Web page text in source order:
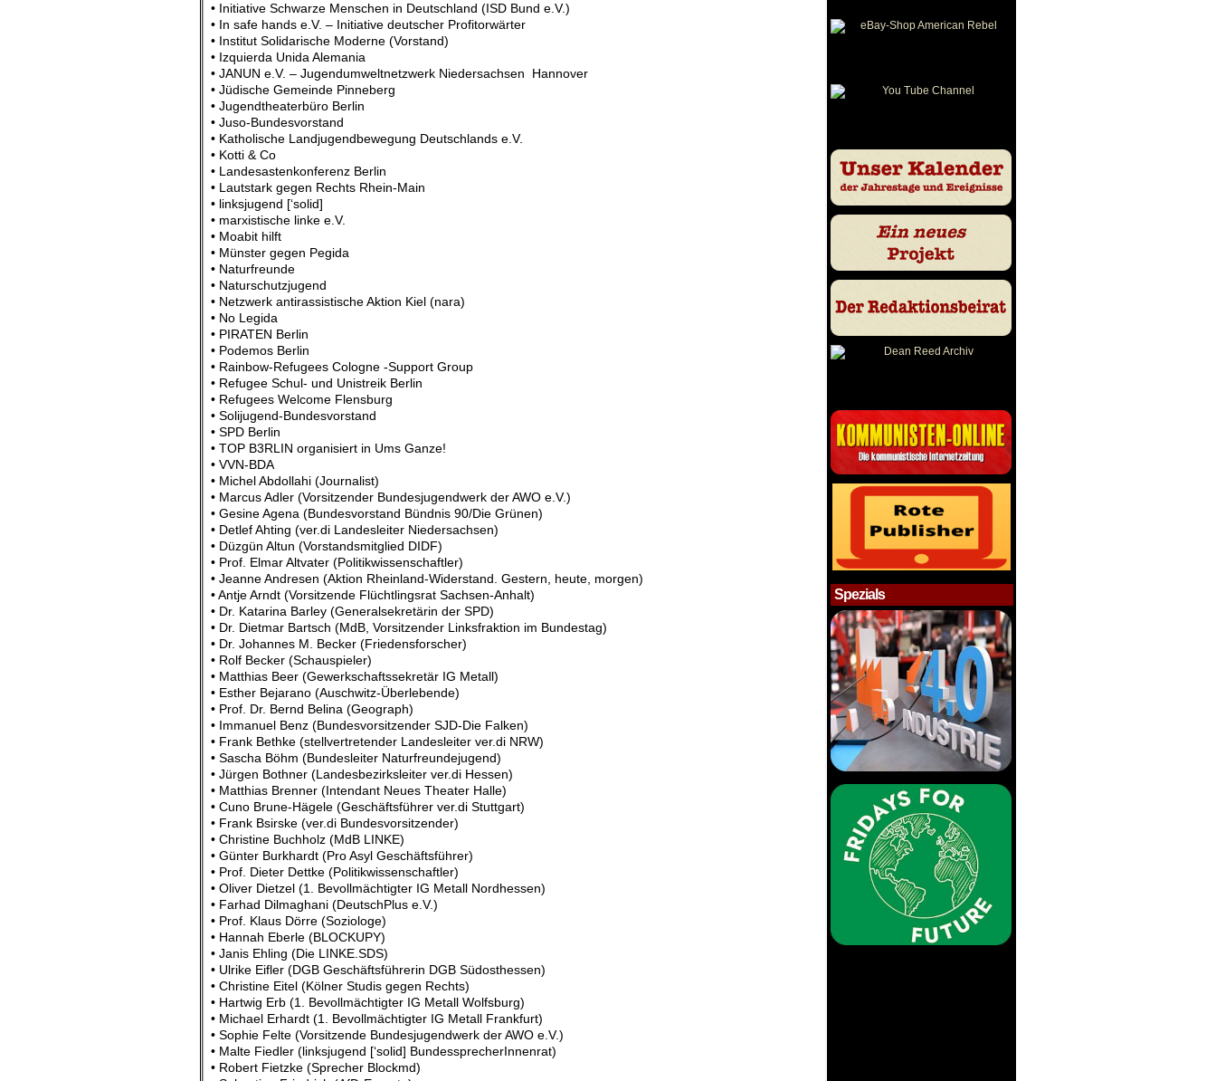
• Initiative Schwarze Menschen in Deutschland (ISD Bund e.V.)
• In safe hands e.V. – Initiative deutscher Profitorwärter
• Institut Solidarische Moderne (Vorstand)
• Izquierda Unida Alemania
• JANUN e.V. – Jugendumweltnetzwerk Niedersachsen Hannover
• Jüdische Gemeinde Pinneberg
• Jugendtheaterbüro Berlin
• Juso-Bundesvorstand
• Katholische Landjugendbewegung Deutschlands e.V.
• Kotti & Co
• Landesastenkonferenz Berlin
• Lautstark gegen Rechts Rhein-Main
• linksjugend [‘solid]
• marxistische linke e.V.
• Moabit hilft
• Münster gegen Pegida
• Naturfreunde
• Naturschutzjugend
• Netzwerk antirassistische Aktion Kiel (nara)
• No Legida
• PIRATEN Berlin
• Podemos Berlin
• Rainbow-Refugees Cologne -Support Group
• Refugee Schul- und Unistreik Berlin
• Refugees Welcome Flensburg
• Solijugend-Bundesvorstand
• SPD Berlin
• TOP B3RLIN organisiert in Ums Ganze!
• VVN-BDA
• Michel Abdollahi (Journalist)
• Marcus Adler (Vorsitzender Bundesjugendwerk der AWO e.V.)
• Gesine Agena (Bundesvorstand Bündnis 90/Die Grünen)
• Detlef Ahting (ver.di Landesleiter Niedersachsen)
• Düzgün Altun (Vorstandsmitglied DIDF)
• Prof. Elmar Altvater (Politikwissenschaftler)
• Jeanne Andresen (Aktion Rheinland-Widerstand. Gestern, heute, morgen)
• Antje Arndt (Vorsitzende Flüchtlingsrat Sachsen-Anhalt)
• Dr. Katarina Barley (Generalsekretärin der SPD)
• Dr. Dietmar Bartsch (MdB, Vorsitzender Linksfraktion im Bundestag)
• Dr. Johannes M. Becker (Friedensforscher)
• Rolf Becker (Schauspieler)
• Matthias Beer (Gewerkschaftssekretär IG Metall)
• Esther Bejarano (Auschwitz-Überlebende)
• Prof. Dr. Bernd Belina (Geograph)
• Immanuel Benz (Bundesvorsitzender SJD-Die Falken)
• Frank Bethke (stellvertretender Landesleiter ver.di NRW)
• Sascha Böhm (Bundesleiter Naturfreundejugend)
• Jürgen Bothner (Landesbezirksleiter ver.di Hessen)
• Matthias Brenner (Intendant Neues Theater Halle)
• Cuno Brune-Hägele (Geschäftsführer ver.di Stuttgart)
• Frank Bsirske (ver.di Bundesvorsitzender)
• Christine Buchholz (MdB LINKE)
• Günter Burkhardt (Pro Asyl Geschäftsführer)
• Prof. Dieter Dettke (Politikwissenschaftler)
• Oliver Dietzel (1. Bevollmächtigter IG Metall Nordhessen)
• Farhad Dilmaghani (DeutschPlus e.V.)
• Prof. Klaus Dörre (Soziologe)
• Hannah Eberle (BLOCKUPY)
• Janis Ehling (Die LINKE.SDS)
• Ulrike Eifler (DGB Geschäftsführerin DGB Südosthessen)
• Christine Eitel (Kölner Studis gegen Rechts)
• Hartwig Erb (1. Bevollmächtigter IG Metall Wolfsburg)
• Michael Erhardt (1. Bevollmächtigter IG Metall Frankfurt)
• Sophie Felte (Vorsitzende Bundesjugendwerk der AWO e.V.)
• Malte Fiedler (linksjugend [‘solid] BundessprecherInnenrat)
• Robert Fietzke (Sprecher Blockmd)
Spezials